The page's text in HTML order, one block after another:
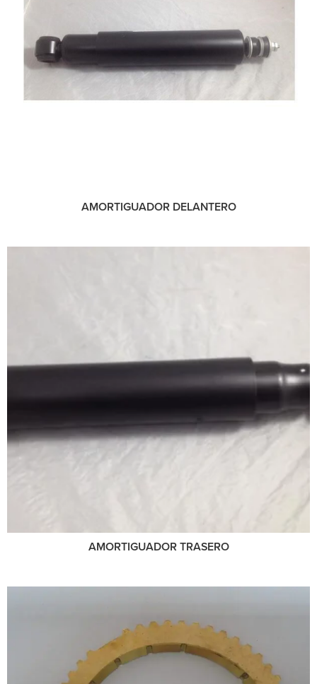
AMORTIGUADOR DELANTERO
AMORTIGUADOR TRASERO